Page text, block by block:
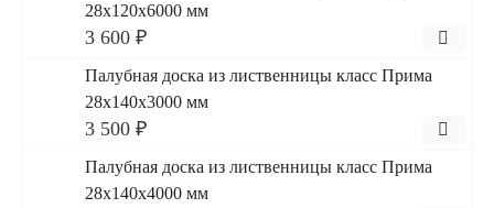
28x120x6000 мм
3 600 ₽
Палубная доска из лиственницы класс Прима
28x140x3000 мм
3 500 ₽
Палубная доска из лиственницы класс Прима
28x140x4000 мм